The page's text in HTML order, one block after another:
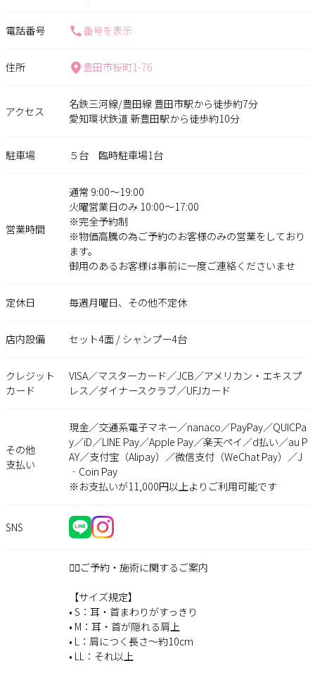
電話番号 番号を表示
住所 豊田市桜町1-76
アクセス
名鉄三河線/豊田線 豊田市駅から徒歩約7分
愛知環状鉄道 新豊田駅から徒歩約10分
駐車場 ５台 臨時駐車場1台
営業時間
通常 9:00～19:00
火曜営業日のみ 10:00～17:00
※完全予約制
※物価高騰の為ご予約のお客様のみの営業をしており
ます。
御用のあるお客様は事前に一度ご連絡くださいませ
定休日 毎週月曜日、その他不定休
店内設備 セット4面 / シャンプー4台
クレジット
カード
VISA／マスターカード／JCB／アメリカン・エキスプ
レス／ダイナースクラブ／UFJカード
その他
支払い
現金／交通系電子マネー／nanaco／PayPay／QUICPa
y／iD／LINE Pay／Apple Pay／楽天ペイ／d払い／au P
AY／支付宝（Alipay）／微信支付（WeChat Pay）／J
‐Coin Pay
※お支払いが11,000円以上よりご利用可能です
SNS
💇‍♀️ご予約・施術に関するご案内
【サイズ規定】
• S：耳・首まわりがすっきり
• M：耳・首が隠れる肩上
• L：肩につく長さ〜約10cm
• LL：それ以上